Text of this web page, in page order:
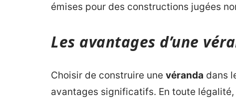
émises pour des constructions jugées
Les avantages d’une
Choisir de construire une véranda dans
avantages significatifs. En toute